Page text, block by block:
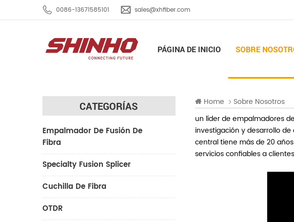
0086-13671585101 sales@xhfiber.com
PÁGINA DE INICIO SOBRE
CATEGORÍAS
Empalmador De Fusión De
Fibra
Specialty Fusion Splicer
Cuchilla De Fibra
OTDR
Home
Sobre Nosotros
un líderde empalmadores
investigación y desarrollo
central tiene más de 20
servicios confiables a